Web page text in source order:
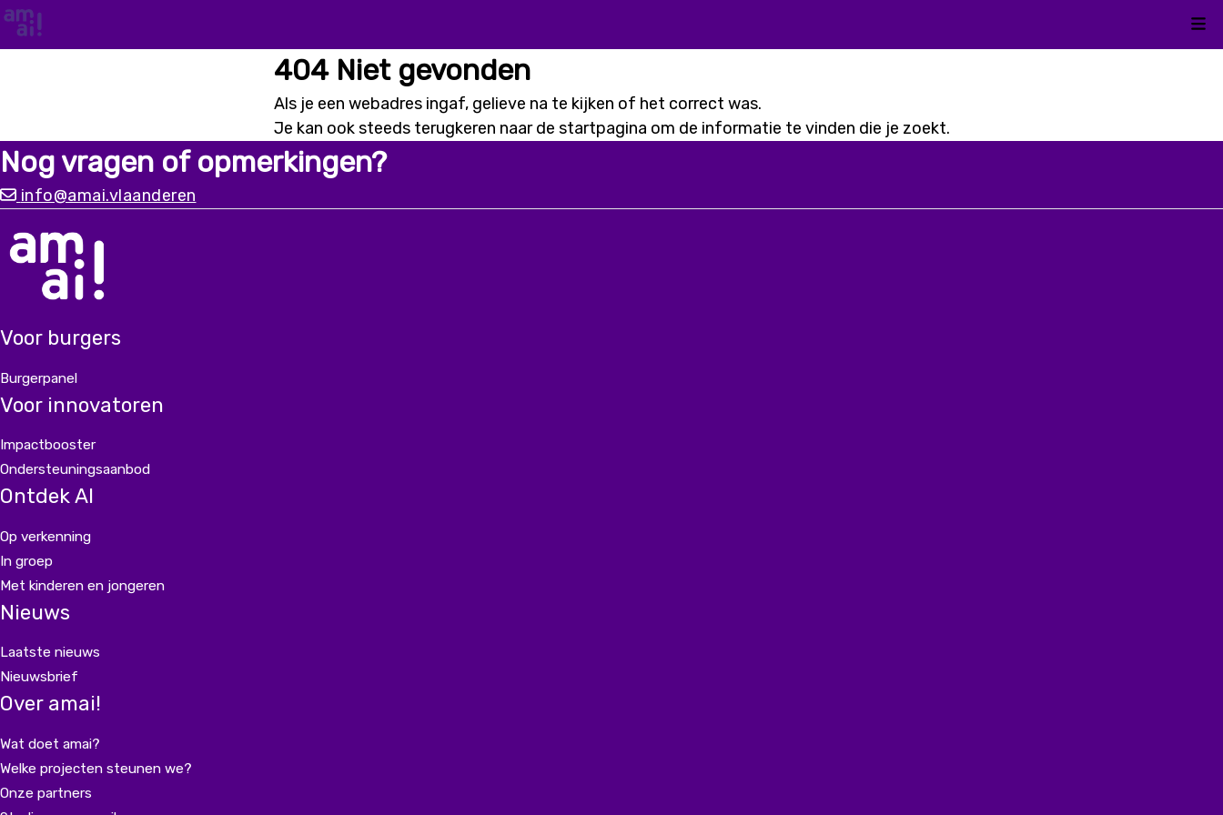
404 Niet gevonden
Als je een webadres ingaf, gelieve na te kijken of het correct was.
Je kan ook steeds terugkeren naar de startpagina om de informatie te vinden die je zoekt.
Nog vragen of opmerkingen?
info@amai.vlaanderen
Voor burgers
Burgerpanel
Voor innovatoren
Impactbooster
Ondersteuningsaanbod
Ontdek AI
Op verkenning
In groep
Met kinderen en jongeren
Nieuws
Laatste nieuws
Nieuwsbrief
Over amai!
Wat doet amai?
Welke projecten steunen we?
Onze partners